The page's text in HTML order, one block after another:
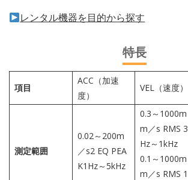
レンタル機器を目的から探す
特長
項目
ACC（加速
度）
VEL（速度）
測定範囲
0.02～200m
／s2 EQ PEA
K1Hz～5kHz
0.3～1000m
m／s RMS 3
Hz～1kHz
0.1～1000m
m／s RMS 1